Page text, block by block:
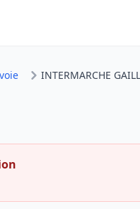
INTERMARCHE